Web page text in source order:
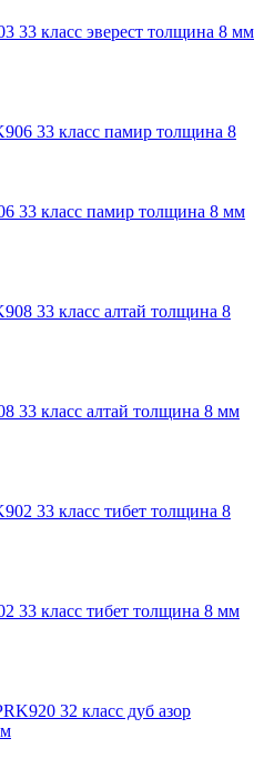
33 класс эверест толщина 8 мм
33 класс памир толщина 8 мм
33 класс алтай толщина 8 мм
33 класс тибет толщина 8 мм